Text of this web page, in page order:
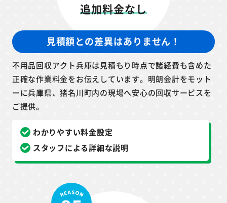
追加料金なし
見積額との差異はありません！
不用品回収アクト兵庫は見積もり時点で諸経費も含めた
正確な作業料金をお伝えしています。明朗会計をモット
ーに兵庫県、猪名川町内の現場へ安心の回収サービスを
ご提供。
わかりやすい料金設定
スタッフによる詳細な説明